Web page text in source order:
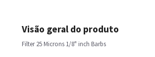
Visão geral do produto
Filter 25 Microns 1/8" inch Barbs